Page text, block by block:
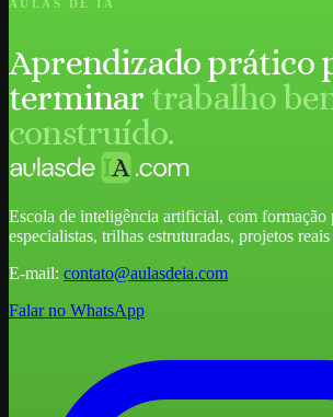
AULAS DE IA
Aprendizado prático
terminar trabalho
construído.
Escola de inteligência artificial, com formação
especialistas, trilhas estruturadas, projetos
E-mail: contato@aulasdeia.com
Falar no WhatsApp